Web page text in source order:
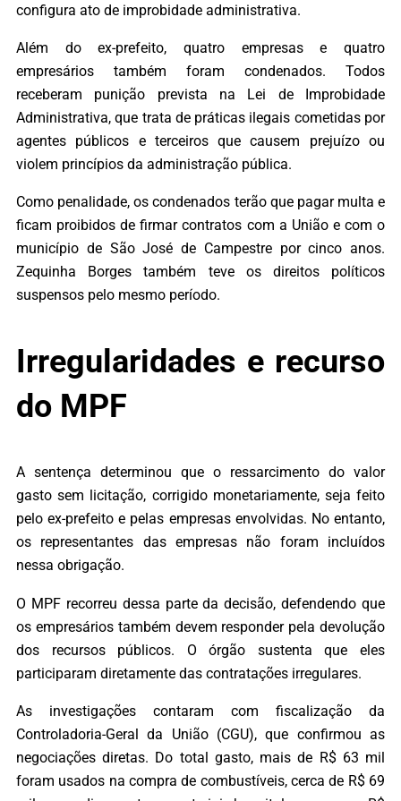
configura ato de improbidade administrativa.
Além do ex-prefeito, quatro empresas e quatro
empresários também foram condenados. Todos
receberam punição prevista na Lei de Improbidade
Administrativa, que trata de práticas ilegais cometidas por
agentes públicos e terceiros que causem prejuízo ou
violem princípios da administração pública.
Como penalidade, os condenados terão que pagar multa e
ficam proibidos de firmar contratos com a União e com o
município de São José de Campestre por cinco anos.
Zequinha Borges também teve os direitos políticos
suspensos pelo mesmo período.
Irregularidades e recurso
do MPF
A sentença determinou que o ressarcimento do valor
gasto sem licitação, corrigido monetariamente, seja feito
pelo ex-prefeito e pelas empresas envolvidas. No entanto,
os representantes das empresas não foram incluídos
nessa obrigação.
O MPF recorreu dessa parte da decisão, defendendo que
os empresários também devem responder pela devolução
dos recursos públicos. O órgão sustenta que eles
participaram diretamente das contratações irregulares.
As investigações contaram com fiscalização da
Controladoria-Geral da União (CGU), que confirmou as
negociações diretas. Do total gasto, mais de R$ 63 mil
foram usados na compra de combustíveis, cerca de R$ 69